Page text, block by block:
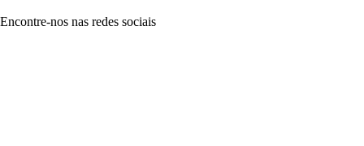
Encontre-nos nas redes sociais